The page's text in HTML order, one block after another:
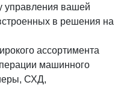
управления вашей
в решения на
ассортимента
машинного
СХД,